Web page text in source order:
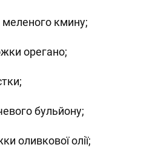
кмину;
орегано;
бульйону;
оливкової олії;